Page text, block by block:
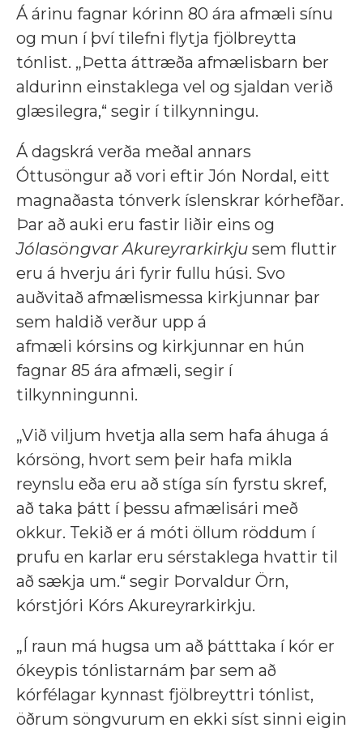
Á árinu fagnar kórinn 80 ára afmæli sínu
og mun í því tilefni flytja fjölbreytta
tónlist. „Þetta áttræða afmælisbarn ber
aldurinn einstaklega vel og sjaldan verið
glæsilegra,“ segir í tilkynningu.
Á dagskrá verða meðal annars
Óttusöngur að vori eftir Jón Nordal, eitt
magnaðasta tónverk íslenskrar kórhefðar.
Þar að auki eru fastir liðir eins og
Jólasöngvar Akureyrarkirkju sem fluttir
eru á hverju ári fyrir fullu húsi. Svo
auðvitað afmælismessa kirkjunnar þar
sem haldið verður upp á
afmæli kórsins og kirkjunnar en hún
fagnar 85 ára afmæli, segir í
tilkynningunni.
„Við viljum hvetja alla sem hafa áhuga á
kórsöng, hvort sem þeir hafa mikla
reynslu eða eru að stíga sín fyrstu skref,
að taka þátt í þessu afmælisári með
okkur. Tekið er á móti öllum röddum í
prufu en karlar eru sérstaklega hvattir til
að sækja um.“ segir Þorvaldur Örn,
kórstjóri Kórs Akureyrarkirkju.
„Í raun má hugsa um að þátttaka í kór er
ókeypis tónlistarnám þar sem að
kórfélagar kynnast fjölbreyttri tónlist,
öðrum söngvurum en ekki síst sinni eigin